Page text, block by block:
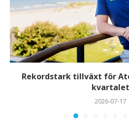
Rekordstark tillväxt för
kvartalet
2026-07-17